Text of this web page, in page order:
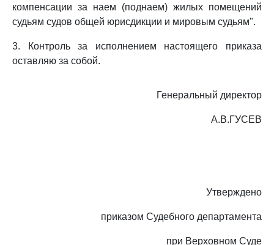
компенсации за наем (поднаем) жилых помещений
судьям судов общей юрисдикции и мировым судьям".
3. Контроль за исполнением настоящего приказа
оставляю за собой.
Генеральный директор
А.В.ГУСЕВ
Утверждено
приказом Судебного департамента
при Верховном Суде